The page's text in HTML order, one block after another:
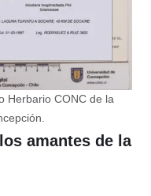
Herbario CONC de la
amantes de la